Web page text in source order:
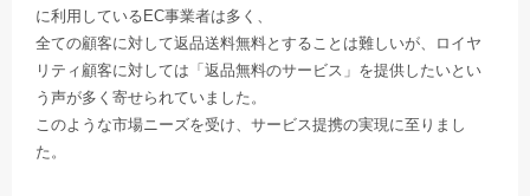
に利用しているEC事業者は多く、
全ての顧客に対して返品送料無料とすることは難しいが、ロイヤ
リティ顧客に対しては「返品無料のサービス」を提供したいとい
う声が多く寄せられていました。
このような市場ニーズを受け、サービス提携の実現に至りまし
た。